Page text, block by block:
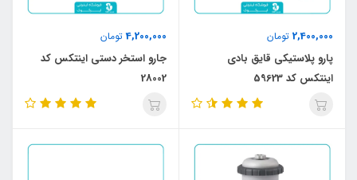
2,400,000 تومان
پارو پلاستیکی قایق بادی
اینتکس کد 59623
4,200,000تومان
جارو استخر دستی اینتکس کد
28002